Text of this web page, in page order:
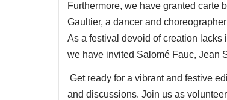
Furthermore, we have granted carte
Gaultier, a dancer and
As a festival devoid of creation lacks
we have invited Salomé Fauc, Jean
Get ready for a vibrant and festive
and discussions. Join us as